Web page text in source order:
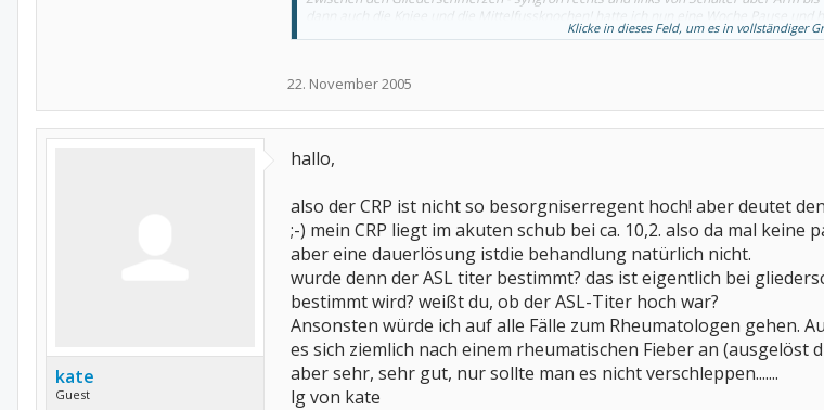
dann auch die Kniee und die Mittelfussknochen! hatte ich nun eine Woche Pause und
Schmerzen aushalten, aber das ist wirklich zuviel! Es downt mich auch richtig! Gruß
Klicke in dieses Feld, um es in vollständiger
22. November 2005
kate
Guest
hallo,
also der CRP ist nicht so besorgniserregent hoch! aber deutet
;-) mein CRP liegt im akuten schub bei ca. 10,2. also da mal keine
aber eine dauerlösung istdie behandlung natürlich nicht.
wurde denn der ASL titer bestimmt? das ist eigentlich bei
bestimmt wird? weißt du, ob der ASL-Titer hoch war?
Ansonsten würde ich auf alle Fälle zum Rheumatologen gehen.
es sich ziemlich nach einem rheumatischen Fieber an
aber sehr, sehr gut, nur sollte man es nicht verschleppen.......
lg von kate